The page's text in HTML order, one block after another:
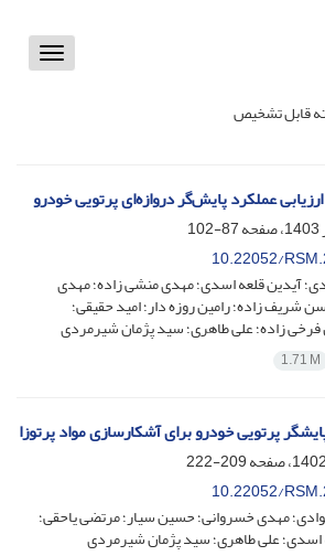
Toggle
قابل تشخیص
عملکرد پایش‌گر دروازه‌ای پرتویی خودرو
87-102
10.22052/
آیدین قلعه اسدی؛ مهدی منشی زاده؛ مهدی
شریف زاده؛ رامین روزه دار؛ امید حقیقی؛
زاده؛ علی طاهری؛ سید پژمان شیرمردی
1.71 M
پرتویی خودرو برای آشکارسازی مواد پرتوزا
209-222
10.22052/
مهدی خسروانی؛ حسین سیار؛ مرتضی یاحقی؛
اسدی؛ علی طاهری؛ سید پژمان شیرمردی